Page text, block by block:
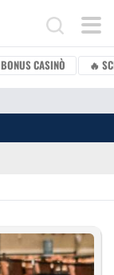
Search for:
CASINÒ 🔥